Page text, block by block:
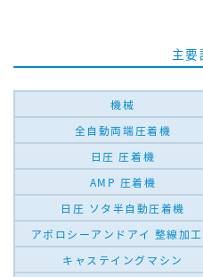
主要
機械
全自動両端圧着機
日圧 圧着機
AMP 圧着機
日圧 ソタ半自動圧着機
アポロシーアンドアイ 整線加
キャステイングマシン